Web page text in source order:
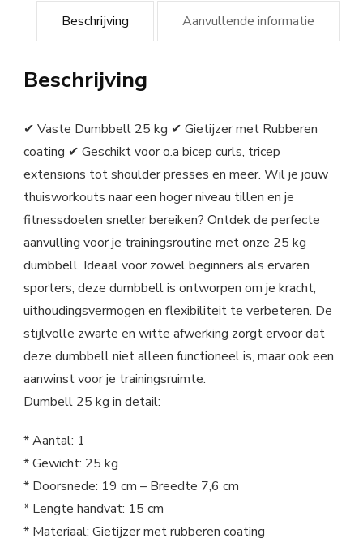
Beschrijving Aanvullende informatie
Beschrijving
✔ Vaste Dumbbell 25 kg ✔ Gietijzer met Rubberen
coating ✔ Geschikt voor o.a bicep curls, tricep
extensions tot shoulder presses en meer. Wil je jouw
thuisworkouts naar een hoger niveau tillen en je
fitnessdoelen sneller bereiken? Ontdek de perfecte
aanvulling voor je trainingsroutine met onze 25 kg
dumbbell. Ideaal voor zowel beginners als ervaren
sporters, deze dumbbell is ontworpen om je kracht,
uithoudingsvermogen en flexibiliteit te verbeteren. De
stijlvolle zwarte en witte afwerking zorgt ervoor dat
deze dumbbell niet alleen functioneel is, maar ook een
aanwinst voor je trainingsruimte.
Dumbell 25 kg in detail:
* Aantal: 1
* Gewicht: 25 kg
* Doorsnede: 19 cm – Breedte 7,6 cm
* Lengte handvat: 15 cm
* Materiaal: Gietijzer met rubberen coating